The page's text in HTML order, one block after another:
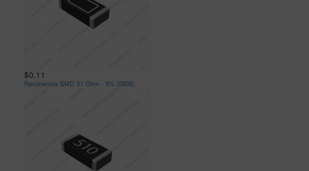
$0.11
Resistencia SMD 51 Ohm - 5% (0805)